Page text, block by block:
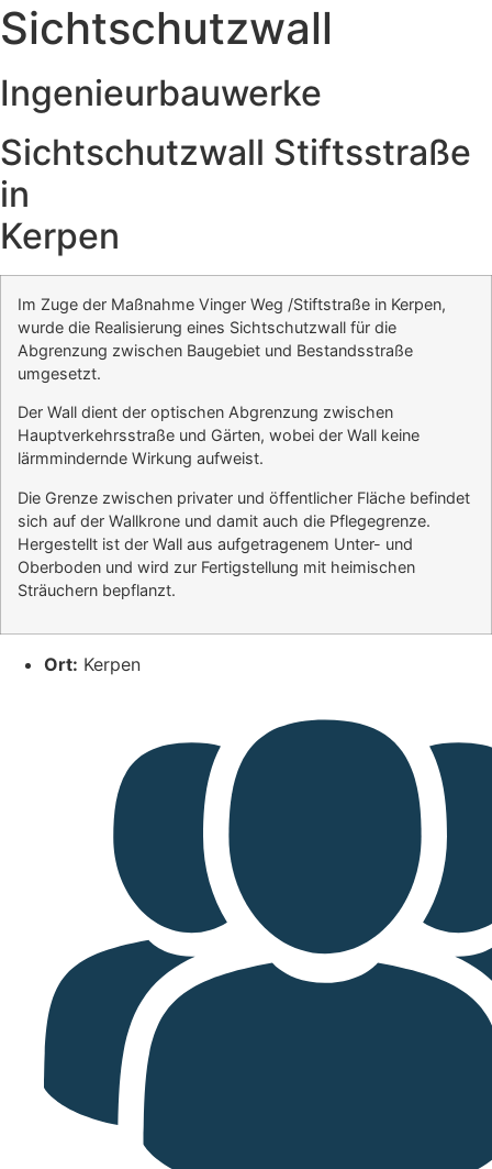
Sichtschutzwall
Ingenieurbauwerke
Sichtschutzwall Stiftsstraße
in
Kerpen
Im Zuge der Maßnahme Vinger Weg /Stiftstraße in Kerpen,
wurde die Realisierung eines Sichtschutzwall für die
Abgrenzung zwischen Baugebiet und Bestandsstraße
umgesetzt.
Der Wall dient der optischen Abgrenzung zwischen
Hauptverkehrsstraße und Gärten, wobei der Wall keine
lärmmindernde Wirkung aufweist.
Die Grenze zwischen privater und öffentlicher Fläche befindet
sich auf der Wallkrone und damit auch die Pflegegrenze.
Hergestellt ist der Wall aus aufgetragenem Unter- und
Oberboden und wird zur Fertigstellung mit heimischen
Sträuchern bepflanzt.
Ort: Kerpen